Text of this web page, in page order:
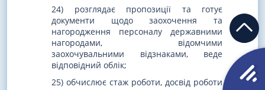
24) розглядає пропозиції та готує
документи щодо заохочення та
нагородження персоналу державними
нагородами, відомчими
заохочувальними відзнаками, веде
відповідний облік;
25) обчислює стаж роботи, досвід роботи